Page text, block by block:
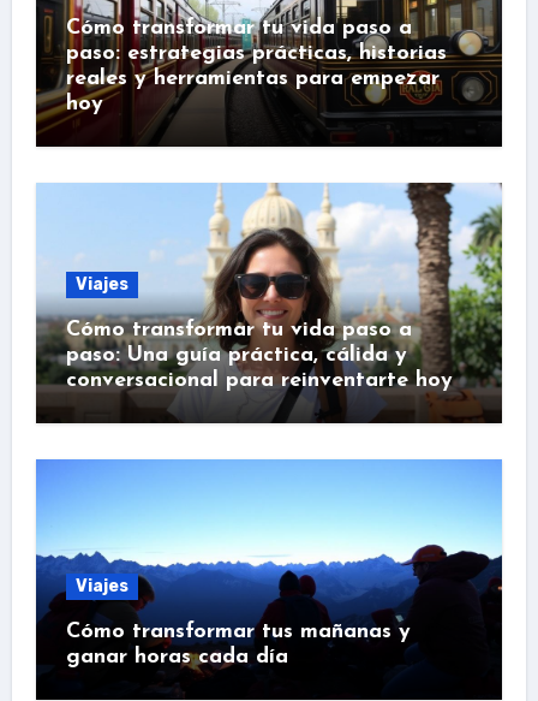
Cómo transformar tu vida paso a
paso: estrategias prácticas, historias
reales y herramientas para empezar
hoy
Viajes
Cómo transformar tu vida paso a
paso: Una guía práctica, cálida y
conversacional para reinventarte hoy
Viajes
Cómo transformar tus mañanas y
ganar horas cada día